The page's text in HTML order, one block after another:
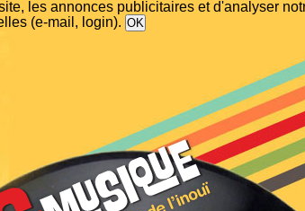
les annonces publicitaires et d'analyser
(e-mail, login).